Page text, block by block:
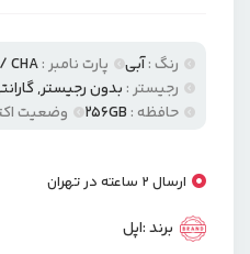
رنگ :آبی پارت نامبر :CHA / پارت چین (دوس سیم کارت)
رجیستر : بدون رجیستر,
حافظه : 256GB وضعیت
ارسال 2 ساعته در تهران
برند :اپل